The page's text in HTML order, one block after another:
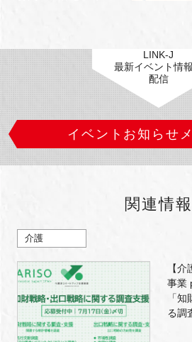
LINK-J
最新イベント情
配信
イベントお知らせ
関連情報
介護
【
事業
「
る調